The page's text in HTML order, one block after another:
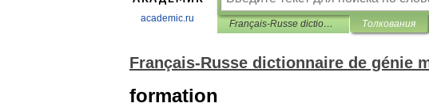
academic.ru Français-Russe dictionnaire de génie mécanique Толкования
Français-Russe dictionnaire de génie
formation